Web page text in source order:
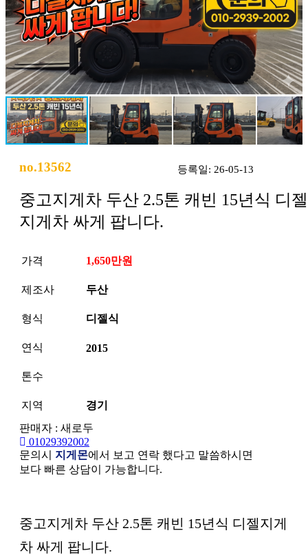
no.13562 등록일: 26-05-13
중고지게차 두산 2.5톤 캐빈 15년식 디젤
지게차 싸게 팝니다.
가격 1,650만원
제조사 두산
형식 디젤식
연식 2015
톤수
지역
경기
판매자 : 새로두
01029392002
문의시 지게몬에서 보고 연락 했다고 말씀하시면
보다 빠른 상담이 가능합니다.
본문
중고지게차 두산 2.5톤 캐빈 15년식 디젤지게
차 싸게 팝니다.